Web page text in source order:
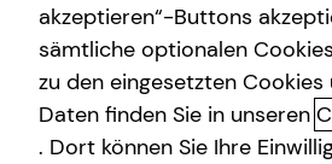
akzeptieren“-Buttons
sämtliche optionalen
zu den eingesetzten
Daten finden Sie in unseren
. Dort können Sie Ihre